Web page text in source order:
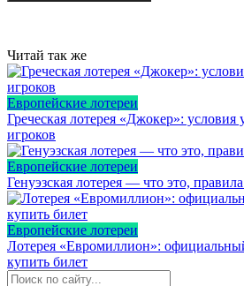
Читай так же
Европейские лотереи
Греческая лотерея «Джокер»: условия
игроков
Европейские лотереи
Генуэзская лотерея — что это,
Европейские лотереи
Лотерея «Евромиллион»:
купить билет